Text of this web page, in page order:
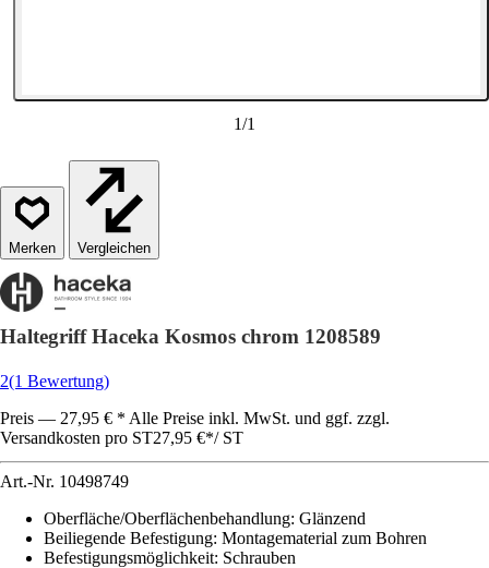
1/1
Vergleichen
Haltegriff Haceka Kosmos chrom 1208589
2(1 Bewertung)
Preis — 27,95 € * Alle Preise inkl. MwSt. und ggf. zzgl.
Versandkosten pro ST27,95 €*/ ST
Art.-Nr. 10498749
Oberfläche/Oberflächenbehandlung: Glänzend
Beiliegende Befestigung: Montagematerial zum Bohren
Befestigungsmöglichkeit: Schrauben